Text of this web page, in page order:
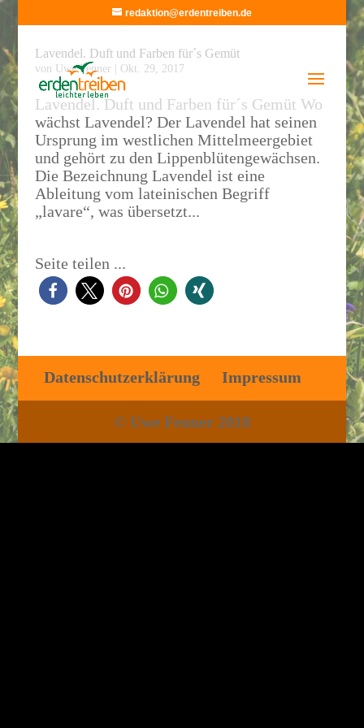
redaktion@erdentreiben.de
Lavendel. Duft und Farben für´s Gemüt
von Uwe Fenner Okt. 29, 2017
Lavendel. Duft und Farben für´s Gemüt Wo
wächst Lavendel? Der Lavendel hat seinen
Ursprung im westlichen Mittelmeergebiet
und gehört zu den Lippenblütengewächsen.
Die Bezeichnung Lavendel ist eine
Ableitung vom lateinischen Begriff
„lavare“, was übersetzt...
Seite teilen ...
Datenschutzerklärung Impressum
© Uwe Fenner 2018